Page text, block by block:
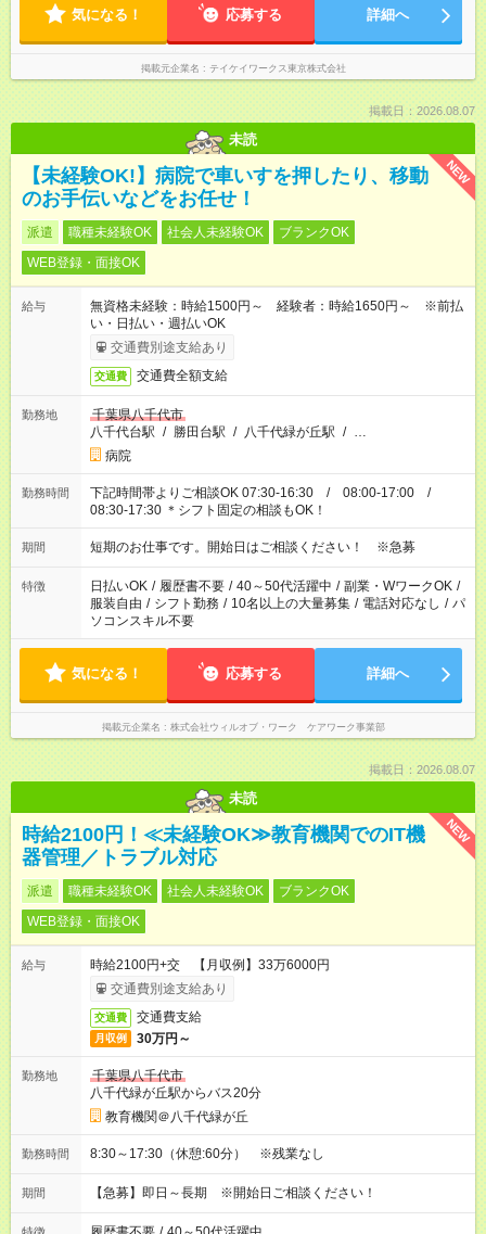
気になる！ 応募する 詳細へ
掲載元企業名 テイケイワークス東京株式会社
掲載日：2026.08.07
未読
NEW
【未経験OK!】病院で車いすを押したり、移動
のお手伝いなどをお任せ！
派遣 職種未経験OK 社会人未経験OK
ブランクOK
WEB登録・面接OK
給与
無資格未経験：時給1500円～ 経験者：時給1650円～ ※前払
い・日払い・週払いOK
交通費別途支給あり
交通費 交通費全額支給
勤務地
千葉県八千代市
八千代台駅 / 勝田台駅 / 八千代緑が丘駅 / …
病院
勤務時間
下記時間帯よりご相談OK 07:30-16:30 / 08:00-17:00 /
08:30-17:30 ＊シフト固定の相談もOK！
期間 短期のお仕事です。開始日はご相談ください！ ※急募
特徴 日払いOK / 履歴書不要 / 40～50代活躍中 / 副業・WワークOK /
服装自由 / シフト勤務 / 10名以上の大量募集 / 電話対応なし / パ
ソコンスキル不要
気になる！ 応募する 詳細へ
掲載元企業名 株式会社ウィルオブ・ワーク ケアワーク事業部
掲載日：2026.08.07
未読
NEW
時給2100円！≪未経験OK≫教育機関でのIT機
器管理／トラブル対応
派遣 職種未経験OK 社会人未経験OK
ブランクOK
WEB登録・面接OK
給与
時給2100円+交 【月収例】33万6000円
交通費別途支給あり
交通費 交通費支給
月収例 30万円～
勤務地
千葉県八千代市
八千代緑が丘駅からバス20分
教育機関＠八千代緑が丘
勤務時間 8:30～17:30（休憩:60分） ※残業なし
期間 【急募】即日～長期 ※開始日ご相談ください！